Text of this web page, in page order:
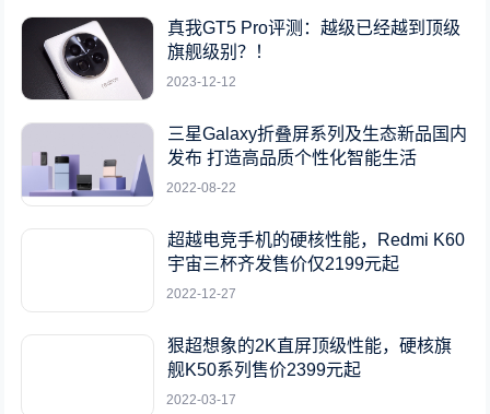
真我GT5 Pro评测：越级已经越到顶级
旗舰级别？！
2023-12-12
三星Galaxy折叠屏系列及生态新品国内
发布 打造高品质个性化智能生活
2022-08-22
超越电竞手机的硬核性能，Redmi K60
宇宙三杯齐发售价仅2199元起
2022-12-27
狠超想象的2K直屏顶级性能，硬核旗
舰K50系列售价2399元起
2022-03-17